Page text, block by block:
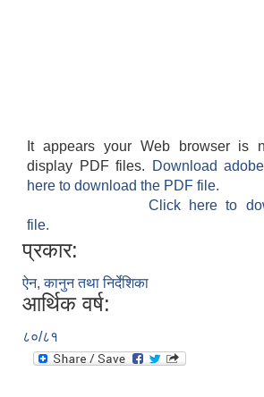
It appears your Web browser is
display PDF files.
Download
here to download the PDF file.
Click here to
file.
प्रकार:
ऐन, कानुन तथा निर्देशिका
आर्थिक वर्ष:
८०/८१